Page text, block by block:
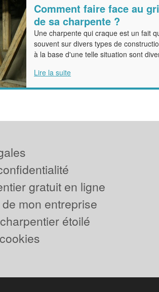
Comment faire face au
de sa charpente ?
Une charpente qui craque est un fait
souvent sur divers types de
à la base d'une telle situation sont
Lire la suite
gratuit en ligne
mon entreprise
étoilé